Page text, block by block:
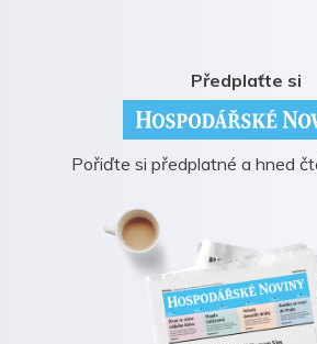
Předplaťte si
Pořiďte si předplatné a hned